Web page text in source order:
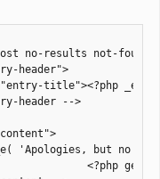
no-results not-